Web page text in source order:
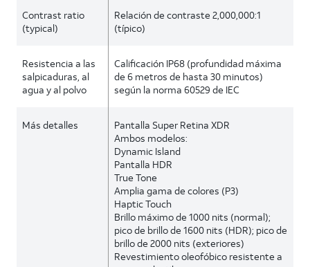
Contrast ratio
(typical)
Relación de contraste 2,000,000:1
(típico)
Resistencia a las
salpicaduras, al
agua y al polvo
Calificación IP68 (profundidad máxima
de 6 metros de hasta 30 minutos)
según la norma 60529 de IEC
Más detalles
Pantalla Super Retina XDR
Ambos modelos:
Dynamic Island
Pantalla HDR
True Tone
Amplia gama de colores (P3)
Haptic Touch
Brillo máximo de 1000 nits (normal);
pico de brillo de 1600 nits (HDR); pico de
brillo de 2000 nits (exteriores)
Revestimiento oleofóbico resistente a